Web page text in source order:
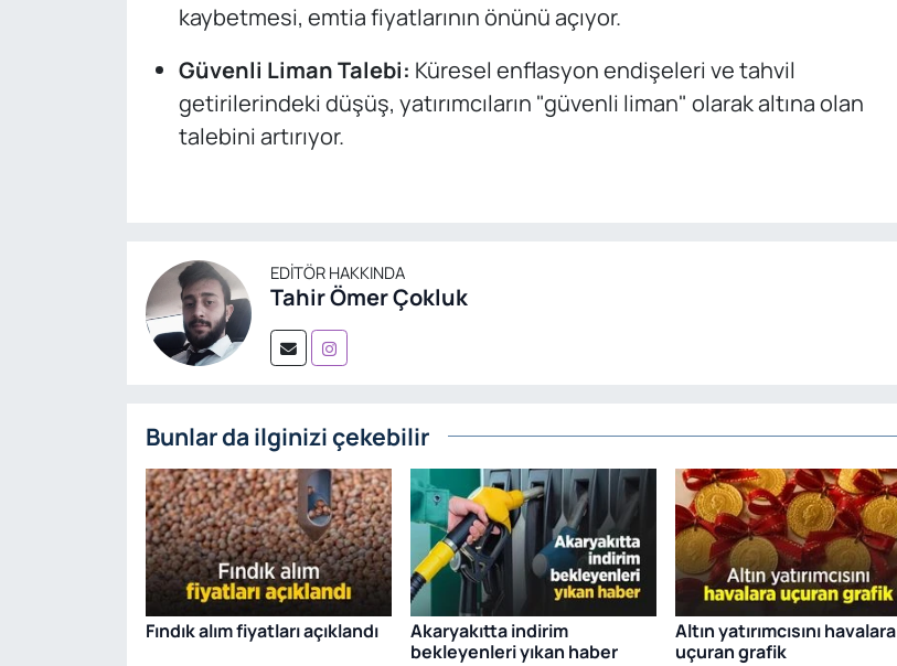
kaybetmesi, emtia fiyatlarının önünü açıyor.
Güvenli Liman Talebi: Küresel enflasyon endişeleri ve tahvil
getirilerindeki düşüş, yatırımcıların "güvenli liman" olarak altına olan
talebini artırıyor.
EDITÖR HAKKINDA
Tahir Ömer Çokluk
Bunlar da ilginizi çekebilir
Fındık alım fiyatları açıklandı
Akaryakıtta indirim
bekleyenleri yıkan haber
Altın yatırımcısını havalara
uçuran grafik